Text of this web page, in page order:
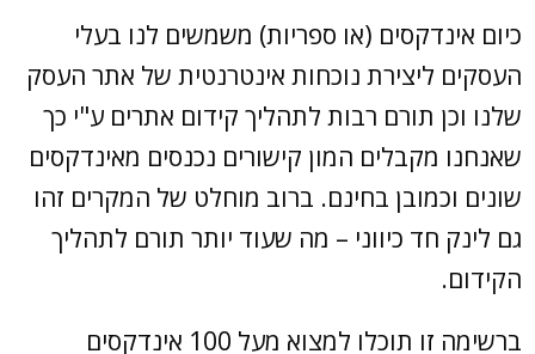
כיום אינדקסים (או ספריות) משמשים לנו בעלי
העסקים ליצירת נוכחות אינטרנטית של אתר העסק
שלנו וכן תורם רבות לתהליך קידום אתרים ע"י כך
שאנחנו מקבלים המון קישורים נכנסים מאינדקסים
שונים וכמובן בחינם. ברוב מוחלט של המקרים זהו
גם לינק חד כיווני – מה שעוד יותר תורם לתהליך
הקידום.
ברשימה זו תוכלו למצוא מעל 100 אינדקסים